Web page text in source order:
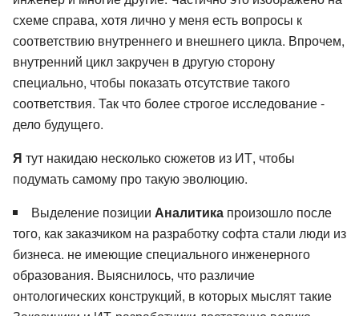
схеме справа, хотя лично у меня есть вопросы к
соответствию внутреннего и внешнего цикла. Впрочем,
внутренний цикл закручен в другую сторону
специально, чтобы показать отсутствие такого
соответствия. Так что более строгое исследование -
дело будущего.
Я тут накидаю несколько сюжетов из ИТ, чтобы
подумать самому про такую эволюцию.
Выделение позиции Аналитика произошло после
того, как заказчиком на разработку софта стали люди из
бизнеса. не имеющие специального инженерного
образования. Выяснилось, что различие
онтологических конструкций, в которых мыслят такие